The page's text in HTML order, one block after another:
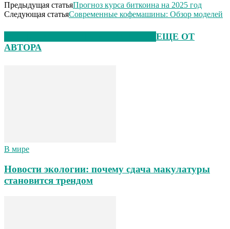
Предыдущая статьяПрогноз курса биткоина на 2025 год
Следующая статьяСовременные кофемашины: Обзор моделей
ЕЩЕ ОТ
АВТОРА
В мире
Новости экологии: почему сдача макулатуры
становится трендом